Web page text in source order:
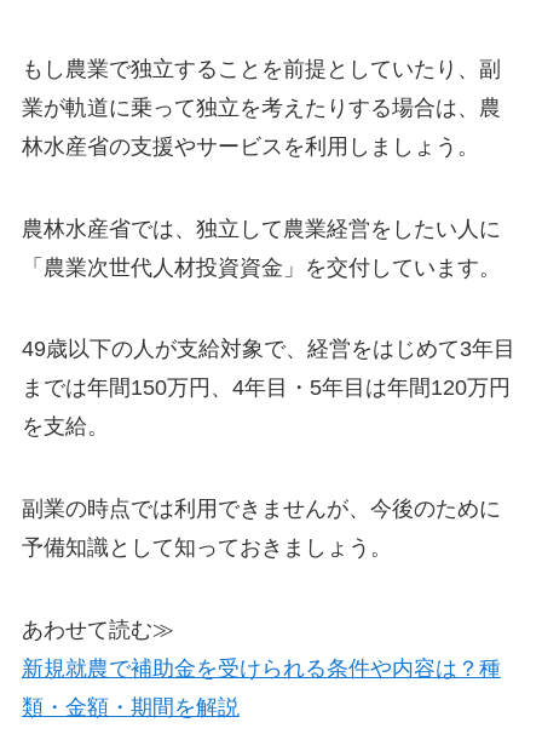
もし農業で独立することを前提としていたり、副
業が軌道に乗って独立を考えたりする場合は、農
林水産省の支援やサービスを利用しましょう。
農林水産省では、独立して農業経営をしたい人に
「農業次世代人材投資資金」を交付しています。
49歳以下の人が支給対象で、経営をはじめて3年目
までは年間150万円、4年目・5年目は年間120万円
を支給。
副業の時点では利用できませんが、今後のために
予備知識として知っておきましょう。
あわせて読む≫
新規就農で補助金を受けられる条件や内容は？種
類・金額・期間を解説